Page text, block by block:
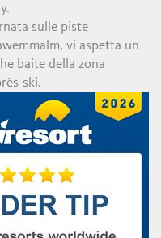
sulle piste
vi aspetta un
baite della zona
ski.